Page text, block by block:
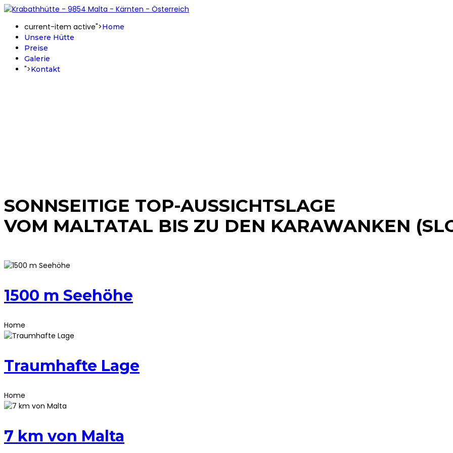
current-item active">Home
Unsere Hütte
Preise
Galerie
">Kontakt
SONNSEITIGE TOP-AUSSICHTSLAGE
VOM MALTATAL BIS ZU DEN KARAWANKEN
1500 m Seehöhe
Home
Traumhafte Lage
Home
7 km von Malta